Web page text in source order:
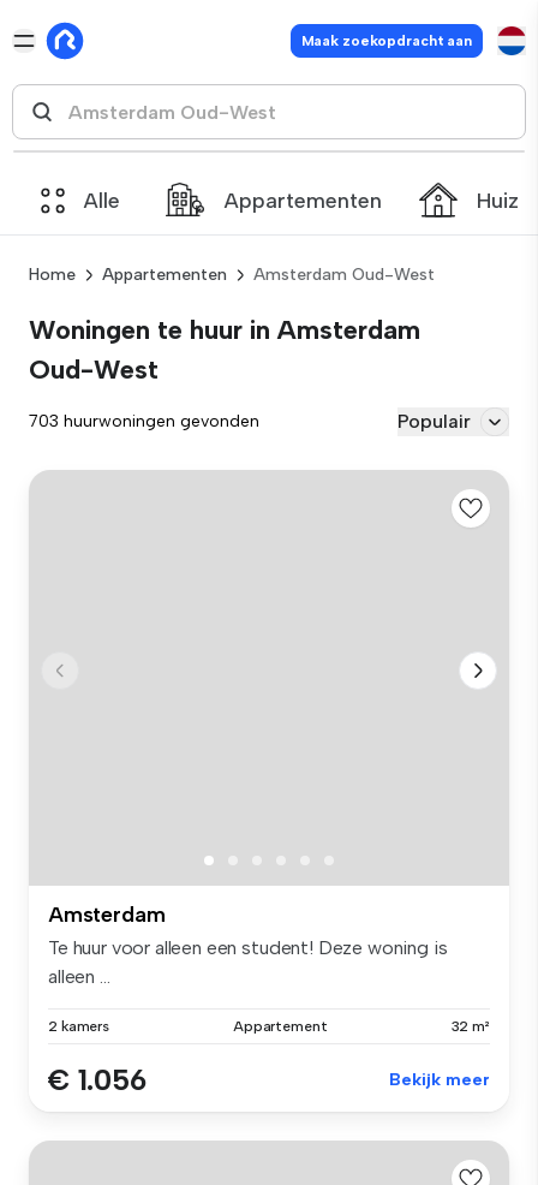
Maak zoekopdracht aan
Alle Appartementen
Home Appartementen Amsterdam Oud-West
Woningen te huur in Amsterdam
Oud-West
703 huurwoningen gevonden Populair
Amsterdam
Te huur voor alleen een student! Deze woning is
alleen ...
2 kamers Appartement 32 m²
€ 1.056 Bekijk meer